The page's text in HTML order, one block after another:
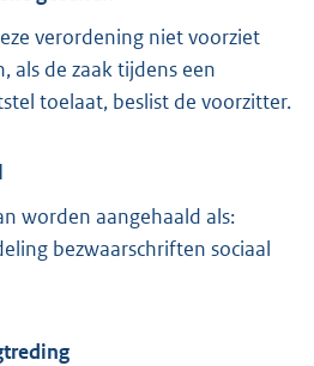
verordening niet voorziet
als de zaak tijdens een
toelaat, beslist de voorzitter.
worden aangehaald als:
bezwaarschriften sociaal